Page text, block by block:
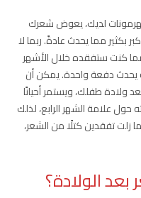
لديك، يعوض شعرك
بكثير مما يحدث عادةً. ربما لا
كنت ستفقده خلال الأشهر
يحدث دفعة واحدة. يمكن أن
ولادة طفلك، ويستمر أحيانًا
علامة الشهر الرابع، لذلك
زلت تفقدين كتلًا من الشعر،
الولادة؟